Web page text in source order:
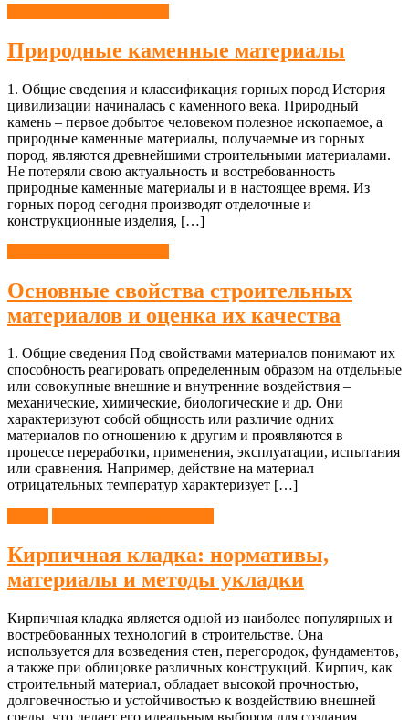
Природные каменные материалы
1. Общие сведения и классификация горных пород История
цивилизации начиналась с каменного века. Природный
камень – первое добытое человеком полезное ископаемое, а
природные каменные материалы, получаемые из горных
пород, являются древнейшими строительными материалами.
Не потеряли свою актуальность и востребованность
природные каменные материалы и в настоящее время. Из
горных пород сегодня производят отделочные и
конструкционные изделия, […]
Основные свойства строительных
материалов и оценка их качества
1. Общие сведения Под свойствами материалов понимают их
способность реагировать определенным образом на отдельные
или совокупные внешние и внутренние воздействия –
механические, химические, биологические и др. Они
характеризуют собой общность или различие одних
материалов по отношению к другим и проявляются в
процессе переработки, применения, эксплуатации, испытания
или сравнения. Например, действие на материал
отрицательных температур характеризует […]
Кирпичная кладка: нормативы,
материалы и методы укладки
Кирпичная кладка является одной из наиболее популярных и
востребованных технологий в строительстве. Она
используется для возведения стен, перегородок, фундаментов,
а также при облицовке различных конструкций. Кирпич, как
строительный материал, обладает высокой прочностью,
долговечностью и устойчивостью к воздействию внешней